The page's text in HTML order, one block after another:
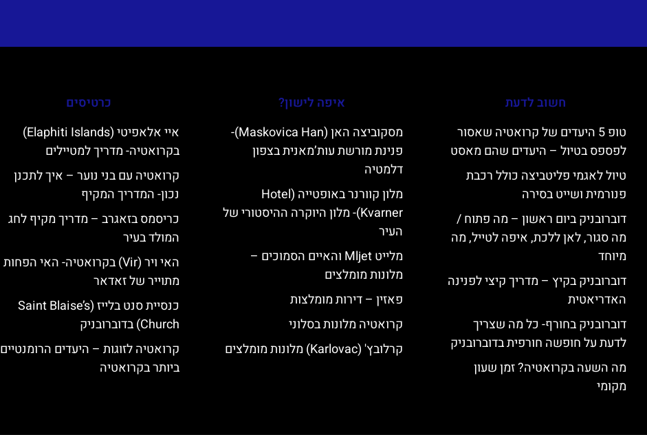
חשוב לדעת
טופ 5 היעדים של קרואטיה שאסור
לפספס בטיול – היעדים שהם מאסט
טיול לאגמי פליטביצה כולל רכבת
פנורמית ושייט בסירה
דוברובניק ביום ראשון – מה פתוח /
מה סגור, לאן ללכת, איפה לטייל, מה
מיוחד
דוברובניק בקיץ – מדריך קיצי לפנינה
האדריאטית
דוברובניק בחורף- כל מה שצריך
לדעת על חופשה חורפית בדוברובניק
מה השעה בקרואטיה? זמן שעון
מקומי
איפה לישון?
מסקוביצה האן (Maskovica Han)-
פנינת מורשת עות’מאנית בצפון
דלמטיה
מלון קוורנר באופטייה (Hotel
Kvarner)- מלון היוקרה ההיסטורי של
העיר
מלייט Mljet והאיים הסמוכים –
מלונות מומלצים
פאזין – דירות מומלצות
קרואטיה מלונות בסלוני
קרלובץ' (Karlovac) מלונות מומלצים
כרטיסים
איי אלאפיטי (Elaphiti Islands)
בקרואטיה- מדריך למטיילים
קרואטיה עם בני נוער – איך לתכנן
נכון- המדריך המקיף
כריסמס בזאגרב – מדריך מקיף לחג
המולד בעיר
האי ויר (Vir) בקרואטיה- האי הפחות
מתוייר של זאדאר
כנסיית סנט בלייז (Saint Blaise’s
Church) בדוברובניק
קרואטיה לזוגות – היעדים הרומנטיים
ביותר בקרואטיה